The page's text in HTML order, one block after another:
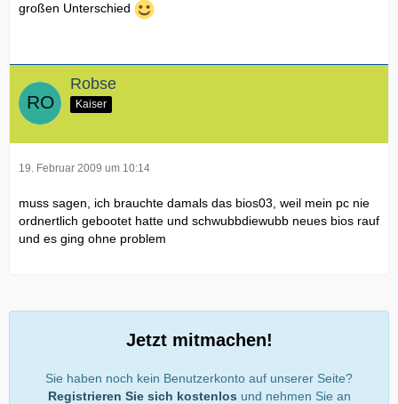
großen Unterschied
Robse
Kaiser
19. Februar 2009 um 10:14
muss sagen, ich brauchte damals das bios03, weil mein pc nie
ordnertlich gebootet hatte und schwubbdiewubb neues bios rauf
und es ging ohne problem
Jetzt mitmachen!
Sie haben noch kein Benutzerkonto auf unserer Seite?
Registrieren Sie sich kostenlos und nehmen Sie an